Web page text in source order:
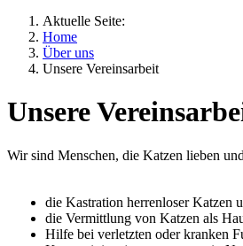
Aktuelle Seite:
Home
Über uns
Unsere Vereinsarbeit
Unsere
Wir sind Menschen, die Katzen lieben
die Kastration herrenloser Katzen
die Vermittlung von Katzen als
Hilfe bei verletzten oder kranken